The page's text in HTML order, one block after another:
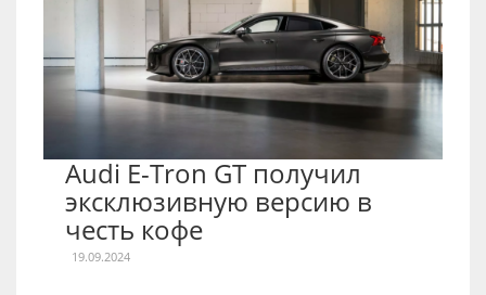
Audi E-Tron GT получил
эксклюзивную версию в
честь кофе
19.09.2024